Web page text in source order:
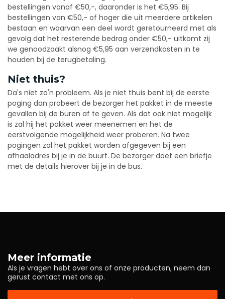
bestellingen vanaf €50,-, daaronder is het €5,95. Bij
bestellingen van €50,- of hoger die uit meerdere artikelen
bestaan en waarvan een deel wordt geretourneerd met als
gevolg dat het resterende bedrag onder €50,- uitkomt zij
we genoodzaakt alsnog €5,95 aan verzendkosten in te
houden bij de terugbetaling.
Niet thuis?
Da's niet zo'n probleem. Als je niet thuis bent bij de eerste
poging dan probeert de bezorger het pakket in de meeste
gevallen bij de buren af te geven. Als dat ook niet mogelijk
is zal hij het pakket weer meenemen en het de
eerstvolgende mogelijkheid weer proberen. Na twee
pogingen zal het pakket worden afgegeven bij een
afhaaladres bij je in de buurt. De bezorger doet een briefje
met de details hierover bij je in de bus.
Meer informatie
Als je vragen hebt over ons of onze producten, neem dan
gerust contact met ons op.